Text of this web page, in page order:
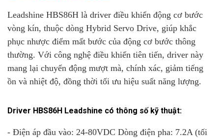
Leadshine HBS86H là driver điều khiển động cơ bước
vòng kín, thuộc dòng Hybrid Servo Drive, giúp khắc
phục nhược điểm mất bước của động cơ bước thông
thường. Với công nghệ điều khiển tiên tiến, driver này
mang lại chuyển động mượt mà, chính xác, giảm tiếng
ồn và nhiệt độ, đồng thời tối ưu hiệu suất năng lượng.
Driver HBS86H Leadshine có thông số kỹ thuật:
- Điện áp đầu vào: 24-80VDC Dòng điện pha: 7.2A (tối